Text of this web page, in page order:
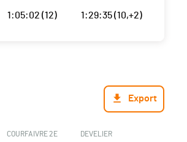
1:05:02 (12) 1:29:35 (10,+2)
Export
COURFAIVRE 2E
DEVELIER